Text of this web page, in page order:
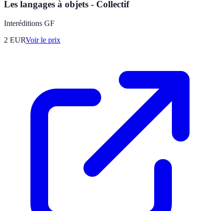
Les langages à objets - Collectif
Interéditions GF
2 EURVoir le prix